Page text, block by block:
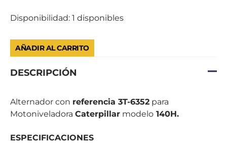
Disponibilidad: 1 disponibles
AÑADIR AL CARRITO
DESCRIPCIÓN
Alternador con referencia 3T-6352 para
Motoniveladora Caterpillar modelo 140H.
ESPECIFICACIONES